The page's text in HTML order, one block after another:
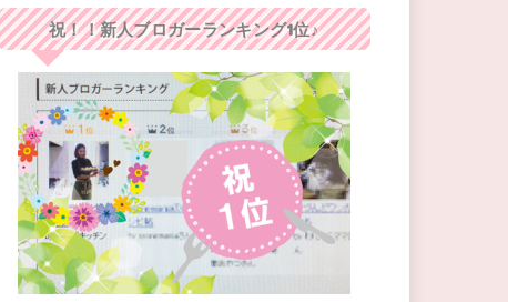
祝！！新人ブロガーランキング1位♪